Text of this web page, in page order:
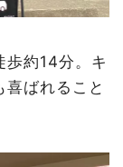
歩約14分。キ
ばれること